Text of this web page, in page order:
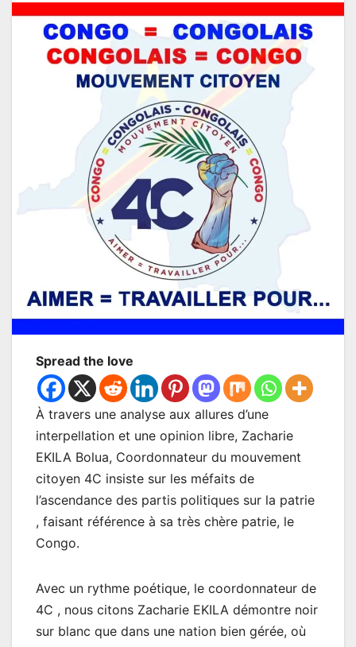
Spread the love
À travers une analyse aux allures d’une
interpellation et une opinion libre, Zacharie
EKILA Bolua, Coordonnateur du mouvement
citoyen 4C insiste sur les méfaits de
l’ascendance des partis politiques sur la patrie
, faisant référence à sa très chère patrie, le
Congo.
Avec un rythme poétique, le coordonnateur de
4C , nous citons Zacharie EKILA démontre noir
sur blanc que dans une nation bien gérée, où